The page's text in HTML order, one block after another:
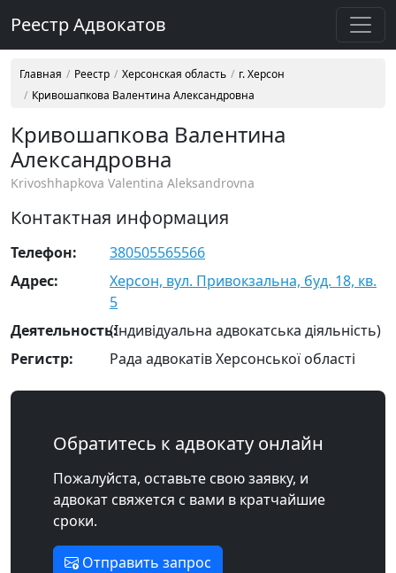
Реестр Адвокатов
Главная Реестр Херсонская область
г. Херсон
Кривошапкова Валентина Александровна
Кривошапкова Валентина
Александровна
Krivoshhapkova Valentina Aleksandrovna
Контактная информация
Телефон:
380505565566
Адрес:
Херсон, вул. Привокзальна, буд. 18, кв.
5
Деятельность:(Індивідуальна адвокатська діяльність)
Регистр:
Рада адвокатів Херсонської області
Обратитесь к адвокату онлайн
Пожалуйста, оставьте свою заявку, и
адвокат свяжется с вами в кратчайшие
сроки.
Отправить запрос